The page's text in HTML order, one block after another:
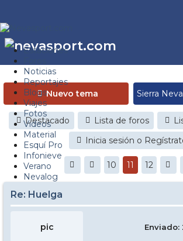
Estaciones
Noticias
Reportajes
Blogs
Viajes
Fotos
Videos
Material
Esquí Pro
Infonieve
Verano
Nevalog
Nuevo tema
Destacado Lista de foros
Inicia sesión o
10 11 12
Re: Huelga
pic Enviado: